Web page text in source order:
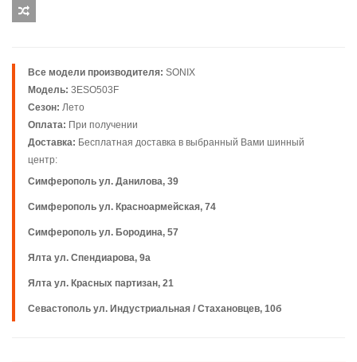
Все модели производителя: SONIX
Модель: 3ESO503F
Сезон: Лето
Оплата: При получении
Доставка: Бесплатная доставка в выбранный Вами шинный
центр:
Симферополь ул. Данилова, 39
Симферополь ул. Красноармейская, 74
Симферополь ул. Бородина, 57
Ялта ул. Спендиарова, 9а
Ялта ул. Красных партизан, 21
Севастополь ул. Индустриальная / Стахановцев, 10б